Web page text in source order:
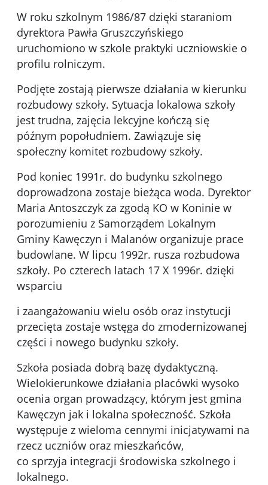
W roku szkolnym 1986/87 dzięki staraniom
dyrektora Pawła Gruszczyńskiego
uruchomiono w szkole praktyki uczniowskie o
profilu rolniczym.
Podjęte zostają pierwsze działania w kierunku
rozbudowy szkoły. Sytuacja lokalowa szkoły
jest trudna, zajęcia lekcyjne kończą się
późnym popołudniem. Zawiązuje się
społeczny komitet rozbudowy szkoły.
Pod koniec 1991r. do budynku szkolnego
doprowadzona zostaje bieżąca woda. Dyrektor
Maria Antoszczyk za zgodą KO w Koninie w
porozumieniu z Samorządem Lokalnym
Gminy Kawęczyn i Malanów organizuje prace
bu­dowlane. W lipcu 1992r. rusza rozbudowa
szkoły. Po czterech latach 17 X 1996r. dzięki
wsparciu
i zaangażowaniu wielu osób oraz instytucji
przecięta zostaje wstęga do zmodernizowanej
części i nowego budynku szkoły.
Szkoła posiada dobrą bazę dydak­tyczną.
Wielokierunkowe działania placówki wysoko
ocenia organ prowadzący, którym jest gmina
Kawęczyn jak i lokalna społeczność. Szkoła
występuje z wieloma cennymi inicjatywami na
rzecz uczniów oraz mieszkańców,
co sprzyja integracji środowiska szkolnego i
lokalnego.